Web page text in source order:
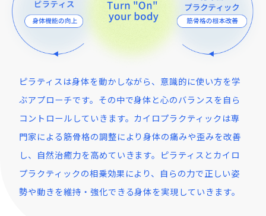
ピラティスは身体を動かしながら、意識的に使い方を学
ぶアプローチです。その中で身体と心のバランスを自ら
コントロールしていきます。カイロプラクティックは専
門家による筋骨格の調整により身体の痛みや歪みを改善
し、自然治癒力を高めていきます。ピラティスとカイロ
プラクティックの相乗効果により、自らの力で正しい姿
勢や動きを維持・強化できる身体を実現していきます。